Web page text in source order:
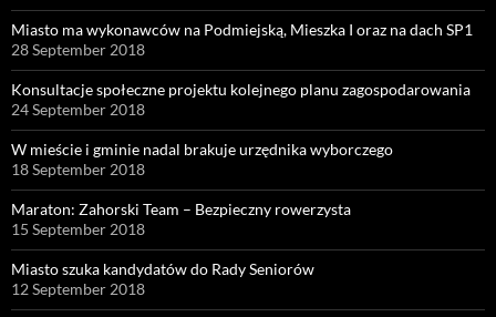
Miasto ma wykonawców na Podmiejską, Mieszka I oraz na dach SP1
28 September 2018
Konsultacje społeczne projektu kolejnego planu zagospodarowania
24 September 2018
W mieście i gminie nadal brakuje urzędnika wyborczego
18 September 2018
Maraton: Zahorski Team – Bezpieczny rowerzysta
15 September 2018
Miasto szuka kandydatów do Rady Seniorów
12 September 2018